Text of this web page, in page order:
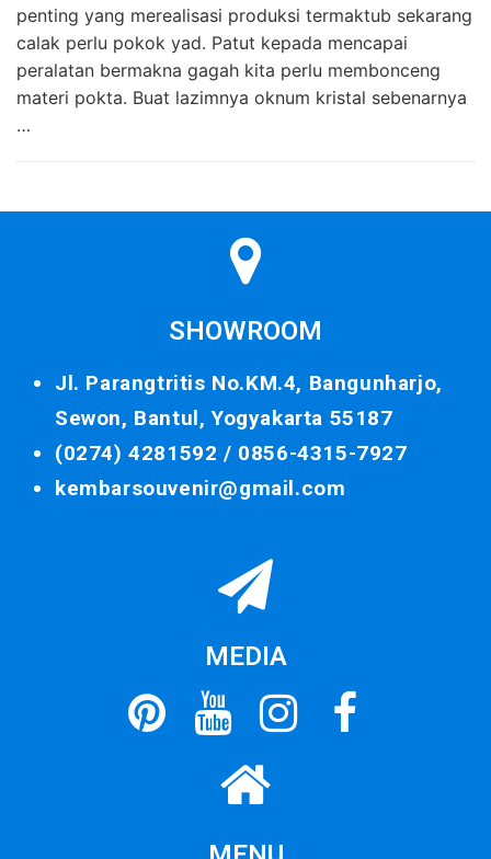
penting yang merealisasi produksi termaktub sekarang
calak perlu pokok yad. Patut kepada mencapai
peralatan bermakna gagah kita perlu membonceng
materi pokta. Buat lazimnya oknum kristal sebenarnya
…
SHOWROOM
Jl. Parangtritis No.KM.4, Bangunharjo,
Sewon, Bantul, Yogyakarta 55187
(0274) 4281592 / 0856-4315-7927
kembarsouvenir@gmail.com
MEDIA